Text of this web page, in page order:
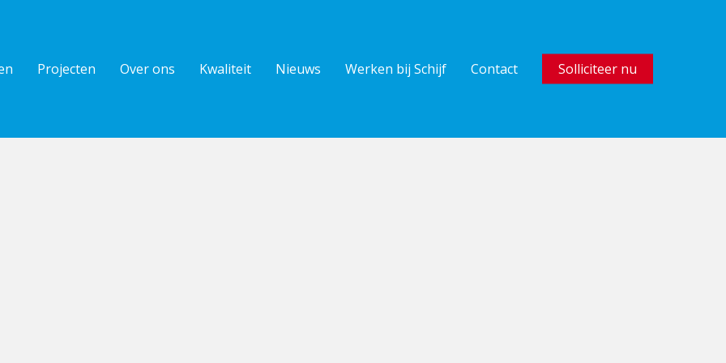
Projecten Over ons Kwaliteit Nieuws Werken bij Schijf Contact Solliciteer nu